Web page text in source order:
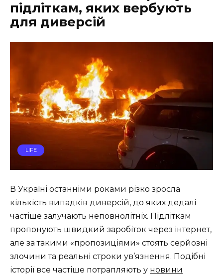
підліткам, яких вербують
для диверсій
LIFE
В Україні останніми роками різко зросла
кількість випадків диверсій, до яких дедалі
частіше залучають неповнолітніх. Підліткам
пропонують швидкий заробіток через інтернет,
але за такими «пропозиціями» стоять серйозні
злочини та реальні строки ув’язнення. Подібні
історії все частіше потрапляють у новини